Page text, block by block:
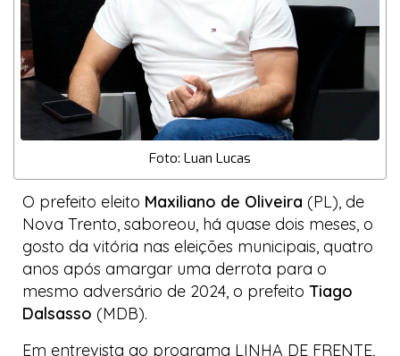
Foto: Luan Lucas
O prefeito eleito Maxiliano de Oliveira (PL), de
Nova Trento, saboreou, há quase dois meses, o
gosto da vitória nas eleições municipais, quatro
anos após amargar uma derrota para o
mesmo adversário de 2024, o prefeito Tiago
Dalsasso (MDB).
Em entrevista ao programa LINHA DE FRENTE,